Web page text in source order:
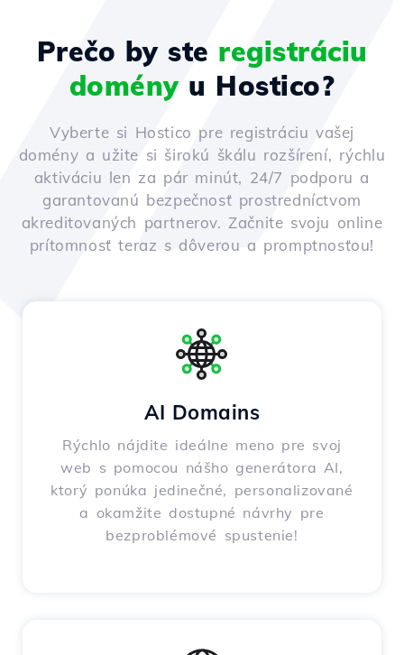
Prečo by ste registráciu
doményu Hostico?
Vyberte si Hostico pre registráciu vašej
domény a užite si širokú škálu rozšírení, rýchlu
aktiváciu len za pár minút, 24/7 podporu a
garantovanú bezpečnosť prostredníctvom
akreditovaných partnerov. Začnite svoju online
prítomnosť teraz s dôverou a promptnosťou!
AI Domains
Rýchlo nájdite ideálne meno pre svoj
web s pomocou nášho generátora AI,
ktorý ponúka jedinečné, personalizované
a okamžite dostupné návrhy pre
bezproblémové spustenie!